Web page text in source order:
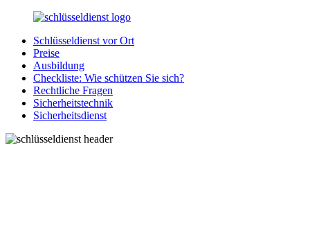
Zurück
Inhalt
SchluesseldienstDirekt.de
Ihre
Notlage
wird
gelöst!
Schlüsseldienst vor Ort
Preise
Ausbildung
Checkliste: Wie schützen Sie sich?
Rechtliche Fragen
Sicherheitstechnik
Sicherheitsdienst